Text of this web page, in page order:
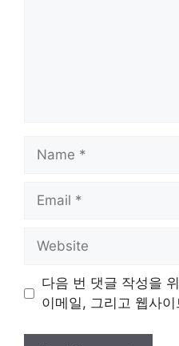
Name
Email
Website
다음 번 댓글 작성을
이메일, 그리고 웹사